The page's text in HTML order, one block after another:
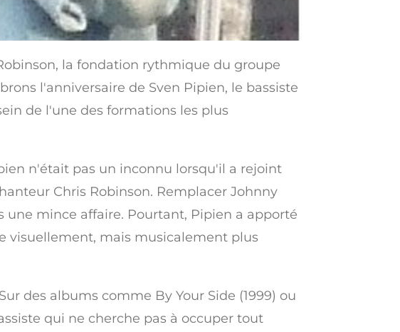
la fondation rythmique du groupe
l'anniversaire de Sven Pipien, le bassiste
de l'une des formations les plus
n'était pas un inconnu lorsqu'il a rejoint
Chris Robinson. Remplacer Johnny
une mince affaire. Pourtant, Pipien a apporté
visuellement, mais musicalement plus
des albums comme By Your Side (1999) ou
qui ne cherche pas à occuper tout